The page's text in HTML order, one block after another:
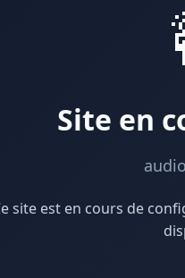
Site en
site est en cours de